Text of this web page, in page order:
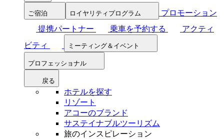
ご宿泊 ロイヤリティプログラム
プロモーション
提携パートナー
乗車を予約する
アクティ
ビティ
ミーティング＆イベント
プロフェッショナル
戻る
ホテルを探す
リゾート
アコーのブランド
サステイナブルツーリズム
旅のインスピレーション